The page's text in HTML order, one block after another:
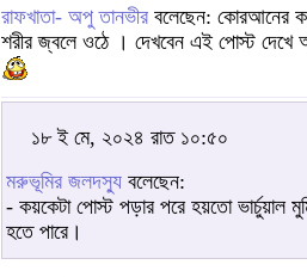
রাফখাতা- অপু তানভীর বলেছেন: কোরআনের
শরীর জ্বলে ওঠে । দেখবেন এই পোস্ট দেখে
১৮ ই মে, ২০২৪ রাত ১০:৫০
মরুভূমির জলদস্যু বলেছেন:
- কয়কেটা পোস্ট পড়ার পরে হয়তো ভার্চুয়াল
হতে পারে।